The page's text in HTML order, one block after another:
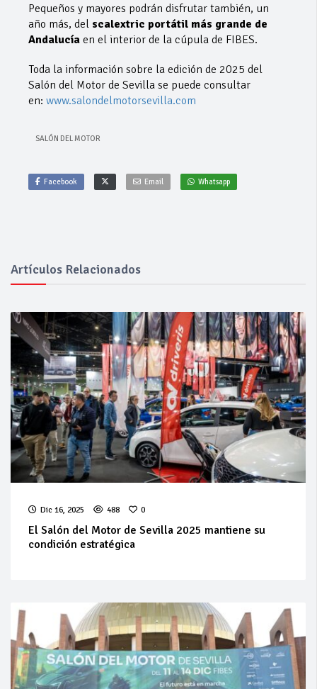
Pequeños y mayores podrán disfrutar también, un
año más, del scalextric portátil más grande de
Andalucía en el interior de la cúpula de FIBES.
Toda la información sobre la edición de 2025 del
Salón del Motor de Sevilla se puede consultar
en: www.salondelmotorsevilla.com
SALÓN DEL MOTOR
Facebook Email Whatsapp
Artículos Relacionados
Dic 16, 2025 488 0
El Salón del Motor de Sevilla 2025 mantiene su
condición estratégica